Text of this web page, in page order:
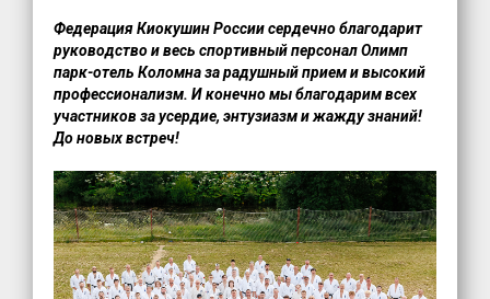
Федерация Киокушин России сердечно благодарит
руководство и весь спортивный персоналОлимп
парк-отель Коломна за радушный прием и высокий
профессионализм. И конечно мы благодарим всех
участников за усердие, энтузиазм и жажду знаний!
До новых встреч!